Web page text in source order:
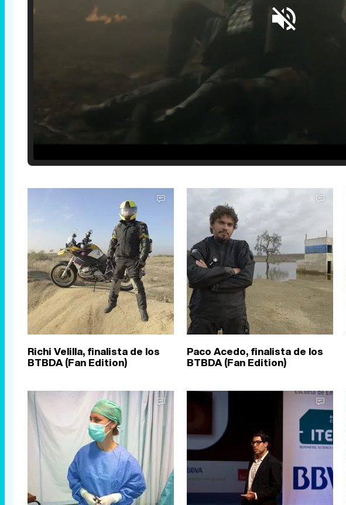
Richi Velilla, finalista de los
BTBDA (Fan Edition)
Paco Acedo, finalista de los
BTBDA (Fan Edition)